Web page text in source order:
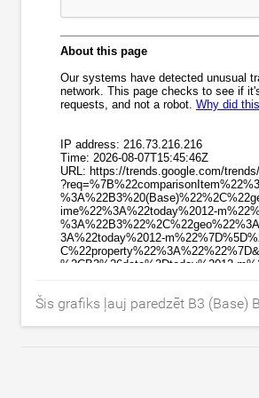
Šis grafiks ļauj paredzēt B3 (Base)